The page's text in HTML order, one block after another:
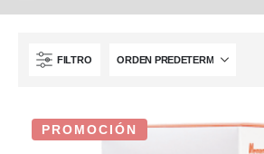
FILTRO
PROMOCIÓN